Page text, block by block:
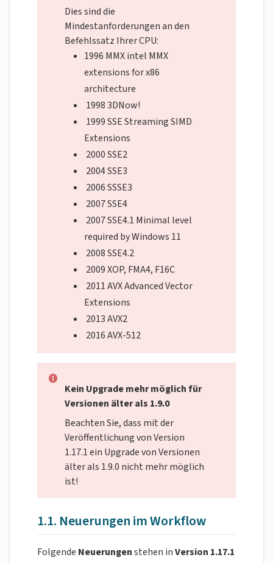
Dies sind die
Mindestanforderungen an den
Befehlssatz Ihrer CPU:
1996 MMX intel MMX
extensions for x86
architecture
1998 3DNow!
1999 SSE Streaming SIMD
Extensions
2000 SSE2
2004 SSE3
2006 SSSE3
2007 SSE4
2007 SSE4.1 Minimal level
required by Windows 11
2008 SSE4.2
2009 XOP, FMA4, F16C
2011 AVX Advanced Vector
Extensions
2013 AVX2
2016 AVX-512
Kein Upgrade mehr möglich für
Versionen älter als 1.9.0
Beachten Sie, dass mit der
Veröffentlichung von Version
1.17.1 ein Upgrade von Versionen
älter als 1.9.0 nicht mehr möglich
ist!
1.1. Neuerungen im Workflow
Folgende Neuerungenstehen inVersion 1.17.1